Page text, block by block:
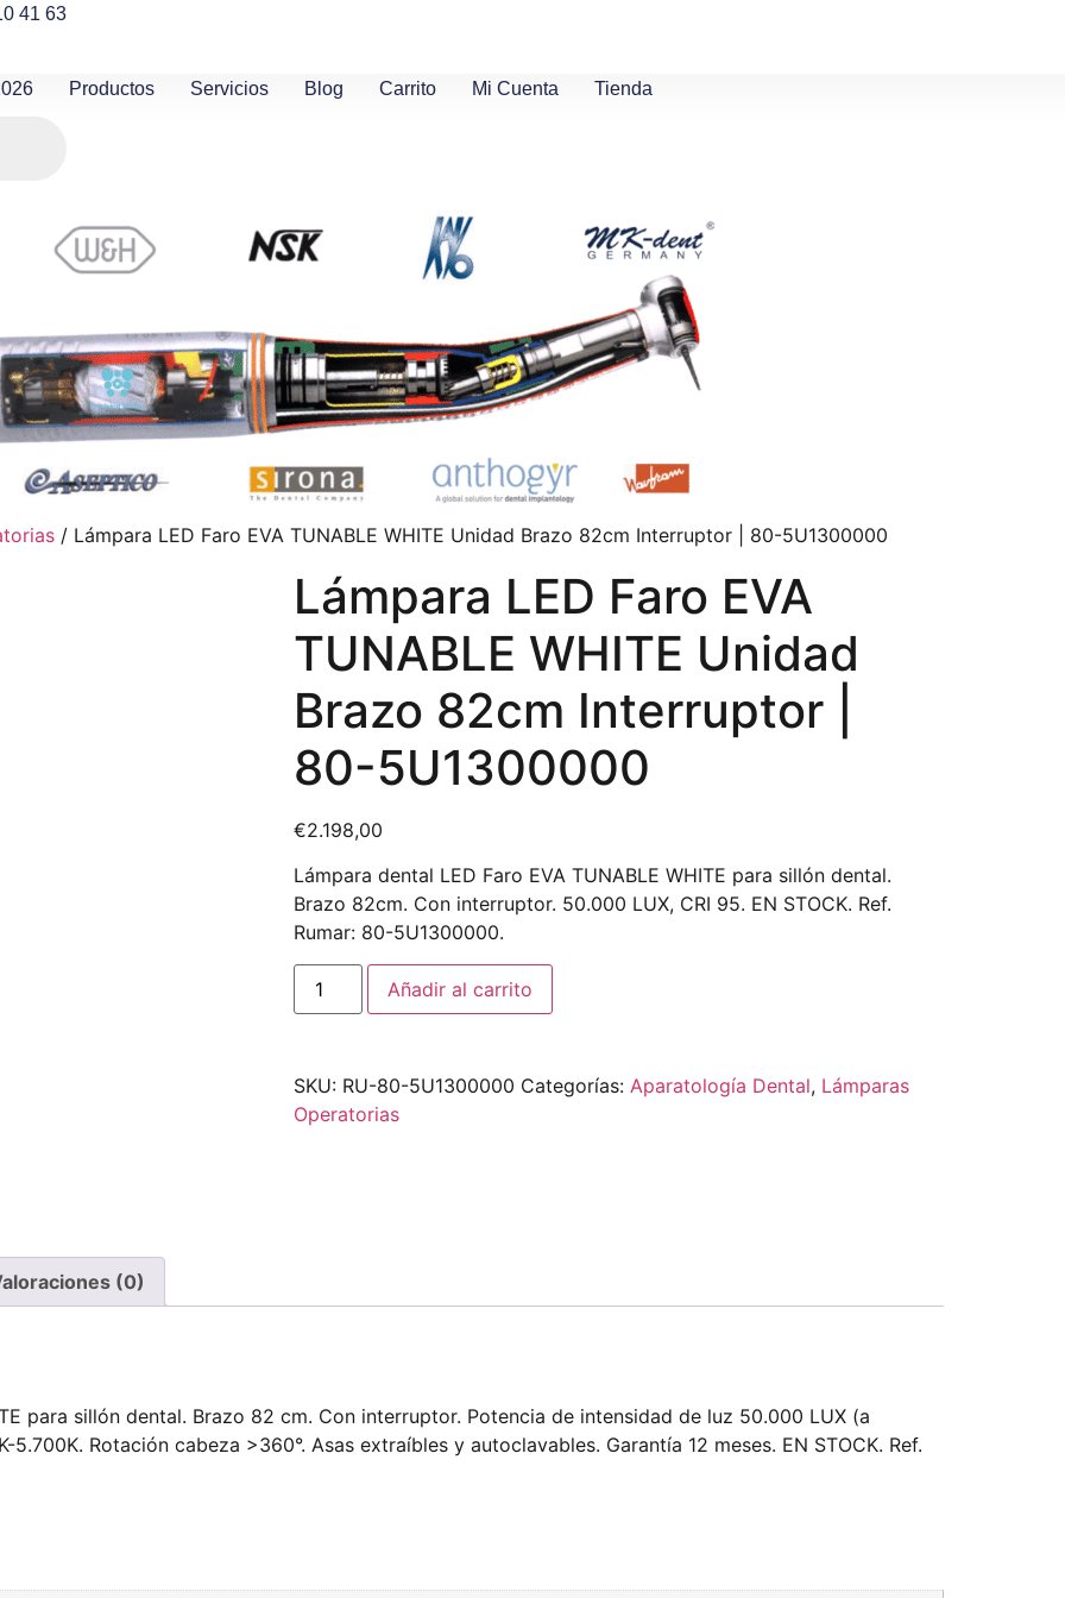
41 63
Productos Servicios Blog Carrito Mi Cuenta Tienda
/ Lámpara LED Faro EVA TUNABLE WHITE Unidad Brazo 82cm Interruptor | 80-5U1300000
Lámpara LED Faro EVA
TUNABLE WHITE Unidad
Brazo 82cm Interruptor |
80-5U1300000
€2.198,00
Lámpara dental LED Faro EVA TUNABLE WHITE para sillón dental.
Brazo 82cm. Con interruptor. 50.000 LUX, CRI 95. EN STOCK. Ref.
Rumar: 80-5U1300000.
Añadir al carrito
SKU: RU-80-5U1300000 Categorías: Aparatología Dental, Lámparas
Operatorias
(0)
para sillón dental. Brazo 82 cm. Con interruptor. Potencia de intensidad de luz 50.000 LUX (a
Rotación cabeza >360°. Asas extraíbles y autoclavables. Garantía 12 meses. EN STOCK. Ref.